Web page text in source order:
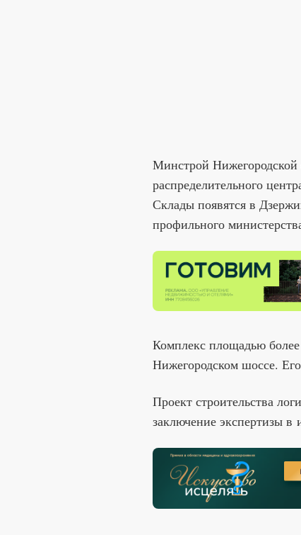
Минстрой Нижегородской
распределительного
Склады появятся в
профильного
Комплекс площадью более
Нижегородском шоссе.
Проект строительства
заключение экспертизы в